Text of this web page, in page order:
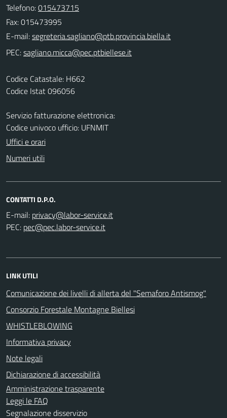
Telefono:015473715
Fax: 015473995
E-mail:
PEC:
Codice Catastale: H662
Codice Istat 096056
Servizio fatturazione elettronica:
Codice univoco ufficio: UFNMIT
Uffici e orari
Numeri utili
CONTATTI D.P.O.
E-mail:
PEC:
LINK UTILI
Comunicazione dei livelli di allerta del "Semaforo Antismog"
Consorzio Forestale Montagne Biellesi
WHISTLEBLOWING
Informativa privacy
Note legali
Dichiarazione di accessibilità
Amministrazione trasparente
Leggi le FAQ
Segnalazione disservizio